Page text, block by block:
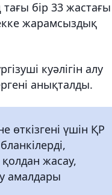
бір 33 жастағы
жарамсыздық
куәлігін алу
анықталды.
үшін ҚР
жасау,
амалдары